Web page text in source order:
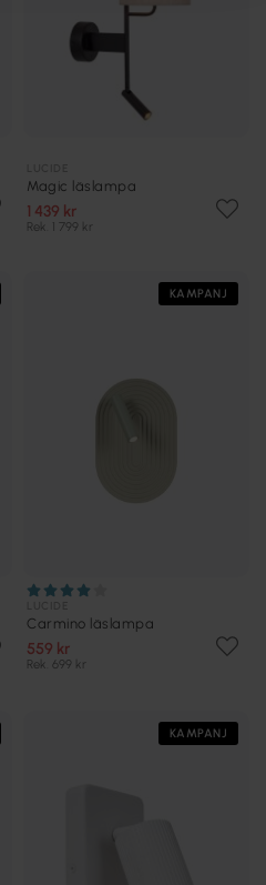
Magic läslampa
1 439 kr
Rek. 1 799 kr
KAMPANJ
Carmino läslampa
559 kr
Rek. 699 kr
KAMPANJ